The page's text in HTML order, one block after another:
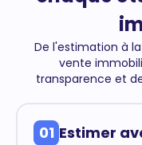
De l'estimation à
vente
transparence et
01 Estimer